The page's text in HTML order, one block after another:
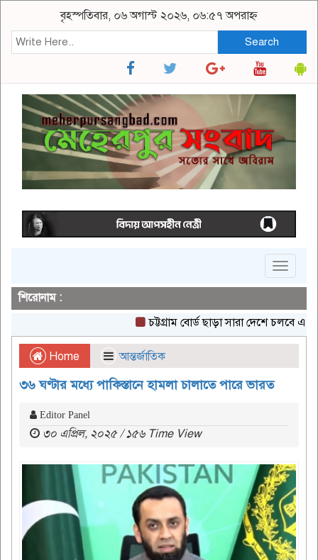
বৃহস্পতিবার, ০৬ অগাস্ট ২০২৬, ০৬:৫৭ অপরাহ্ন
Search
Toggle
শিরোনাম :
চট্টগ্রাম বোর্ড ছাড়া সারা দেশে চলবে এইচএসসি
Home আন্তর্জাতিক
৩৬ ঘণ্টার মধ্যে পাকিস্তানে হামলা চালাতে পারে ভারত
Editor Panel
৩০ এপ্রিল, ২০২৫ / ১৫৬ Time View